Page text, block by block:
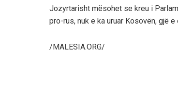
Jozyrtarisht mësohet se kreu i
pro-rus, nuk e ka uruar Kosovën, gjë
/MALESIA.ORG/